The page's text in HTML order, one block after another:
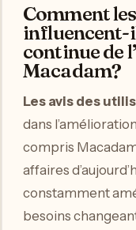
Comment
influencent-
continue de
Macadam?
Les avis des
dans
compris
affaires
constamment
besoins